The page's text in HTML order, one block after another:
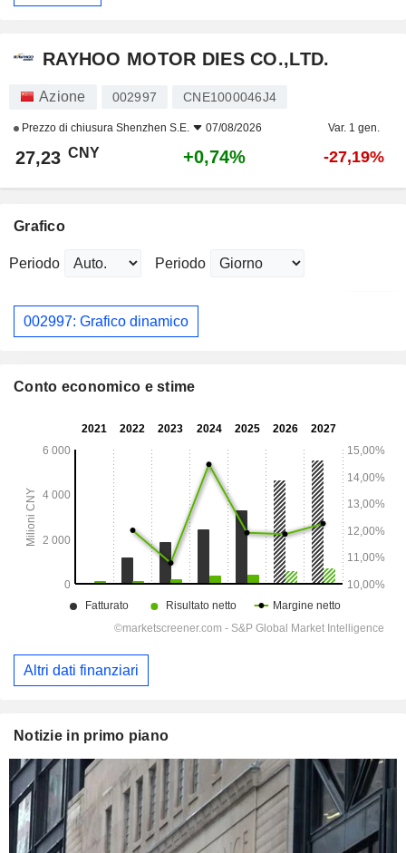
RAYHOO MOTOR DIES CO.,LTD.
Azione 002997 CNE1000046J4
Prezzo di chiusura Shenzhen S.E. 07/08/2026 Var. 1 gen.
27,23 CNY +0,74% -27,19%
Grafico
Periodo Periodo
002997: Grafico dinamico
Conto economico e stime
Altri dati finanziari
Notizie in primo piano